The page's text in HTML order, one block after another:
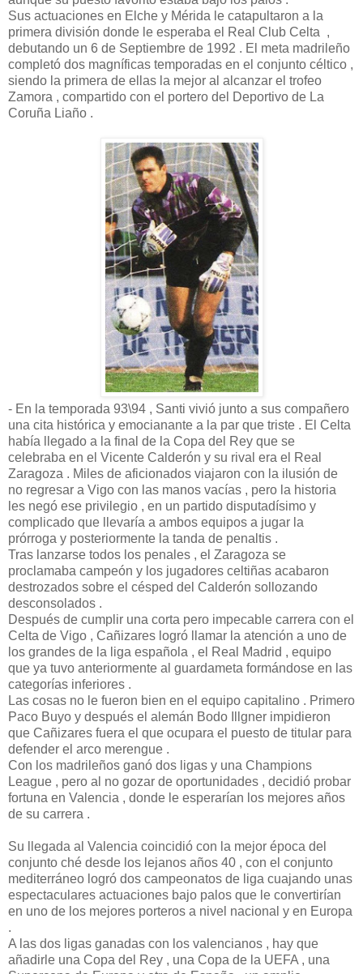
Sus actuaciones en Elche y Mérida le catapultaron a la
primera división donde le esperaba el Real Club Celta ,
debutando un 6 de Septiembre de 1992 . El meta madrileño
completó dos magníficas temporadas en el conjunto céltico ,
siendo la primera de ellas la mejor al alcanzar el trofeo
Zamora , compartido con el portero del Deportivo de La
Coruña Liaño .
- En la temporada 93\94 , Santi vivió junto a sus compañero
una cita histórica y emocianante a la par que triste . El Celta
había llegado a la final de la Copa del Rey que se
celebraba en el Vicente Calderón y su rival era el Real
Zaragoza . Miles de aficionados viajaron con la ilusión de
no regresar a Vigo con las manos vacías , pero la historia
les negó ese privilegio , en un partido disputadísimo y
complicado que llevaría a ambos equipos a jugar la
prórroga y posteriormente la tanda de penaltis .
Tras lanzarse todos los penales , el Zaragoza se
proclamaba campeón y los jugadores celtiñas acabaron
destrozados sobre el césped del Calderón sollozando
desconsolados .
Después de cumplir una corta pero impecable carrera con el
Celta de Vigo , Cañizares logró llamar la atención a uno de
los grandes de la liga española , el Real Madrid , equipo
que ya tuvo anteriormente al guardameta formándose en las
categorías inferiores .
Las cosas no le fueron bien en el equipo capitalino . Primero
Paco Buyo y después el alemán Bodo Illgner impidieron
que Cañizares fuera el que ocupara el puesto de titular para
defender el arco merengue .
Con los madrileños ganó dos ligas y una Champions
League , pero al no gozar de oportunidades , decidió probar
fortuna en Valencia , donde le esperarían los mejores años
de su carrera .
Su llegada al Valencia coincidió con la mejor época del
conjunto ché desde los lejanos años 40 , con el conjunto
mediterráneo logró dos campeonatos de liga cuajando unas
espectaculares actuaciones bajo palos que le convertirían
en uno de los mejores porteros a nivel nacional y en Europa
.
A las dos ligas ganadas con los valencianos , hay que
añadirle una Copa del Rey , una Copa de la UEFA , una